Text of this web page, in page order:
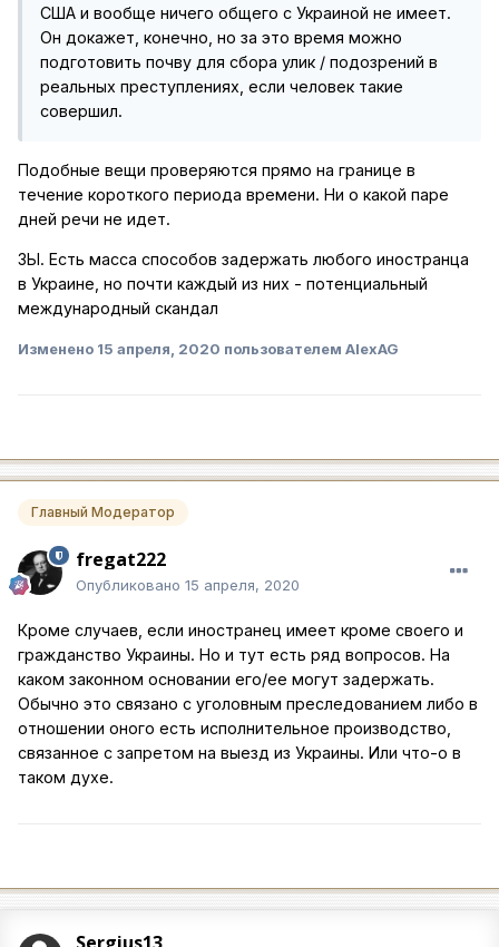
США и вообще ничего общего с Украиной не имеет.
Он докажет, конечно, но за это время можно
подготовить почву для сбора улик / подозрений в
реальных преступлениях, если человек такие
совершил.
Подобные вещи проверяются прямо на границе в
течение короткого периода времени. Ни о какой паре
дней речи не идет.
ЗЫ. Есть масса способов задержать любого иностранца
в Украине, но почти каждый из них - потенциальный
международный скандал
Изменено 15 апреля, 2020 пользователем AlexAG
Главный Модератор
fregat222
Опубликовано 15 апреля, 2020
Кроме случаев, если иностранец имеет кроме своего и
гражданство Украины. Но и тут есть ряд вопросов. На
каком законном основании его/ее могут задержать.
Обычно это связано с уголовным преследованием либо в
отношении оного есть исполнительное производство,
связанное с запретом на выезд из Украины. Или что-о в
таком духе.
Sergius13